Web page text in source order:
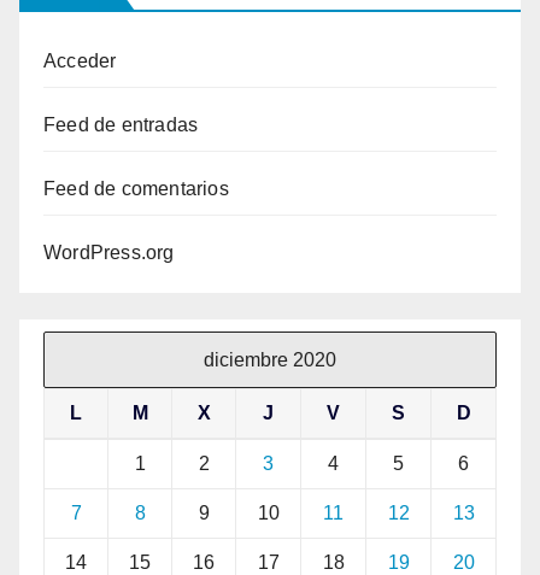
Acceder
Feed de entradas
Feed de comentarios
WordPress.org
diciembre 2020
L M X J V S D
1 2 3 4 5 6
7 8 9 10 11 12 13
14 15 16 17 18 19 20